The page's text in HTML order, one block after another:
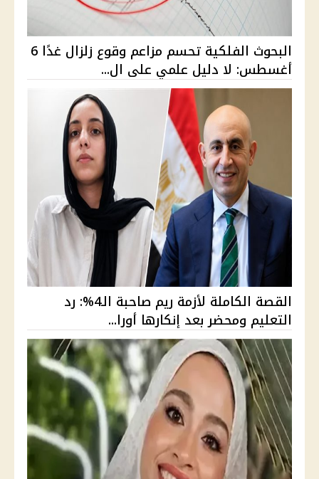
البحوث الفلكية تحسم مزاعم وقوع زلزال غدًا 6
أغسطس: لا دليل علمي على ال...
القصة الكاملة لأزمة ريم صاحبة الـ4%: رد
التعليم ومحضر بعد إنكارها أورا...